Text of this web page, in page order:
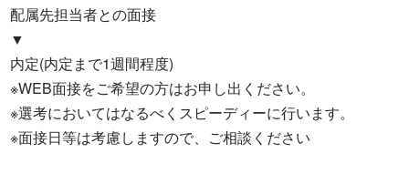
配属先担当者との面接
▼
内定(内定まで1週間程度)
※WEB面接をご希望の方はお申し出ください。
※選考においてはなるべくスピーディーに行います。
※面接日等は考慮しますので、ご相談ください